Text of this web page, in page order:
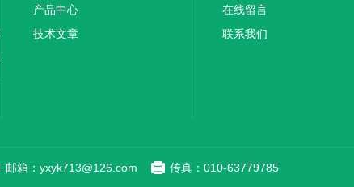
产品中心
技术文章
在线留言
联系我们
邮箱：yxyk713@126.com 传真：010-63779785